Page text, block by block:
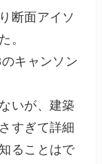
断面アイソ
。
キャンソン
いが、建築
すぎて詳細
ることはで